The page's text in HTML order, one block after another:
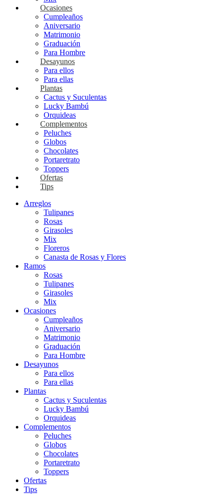
Ocasiones
Cumpleaños
Aniversario
Matrimonio
Graduación
Para Hombre
Desayunos
Para ellos
Para ellas
Plantas
Cactus y Suculentas
Lucky Bambú
Orquideas
Complementos
Peluches
Globos
Chocolates
Portaretrato
Toppers
Ofertas
Tips
Arreglos
Tulipanes
Rosas
Girasoles
Mix
Floreros
Canasta de Rosas y Flores
Ramos
Rosas
Tulipanes
Girasoles
Mix
Ocasiones
Cumpleaños
Aniversario
Matrimonio
Graduación
Para Hombre
Desayunos
Para ellos
Para ellas
Plantas
Cactus y Suculentas
Lucky Bambú
Orquideas
Complementos
Peluches
Globos
Chocolates
Portaretrato
Toppers
Ofertas
Tips